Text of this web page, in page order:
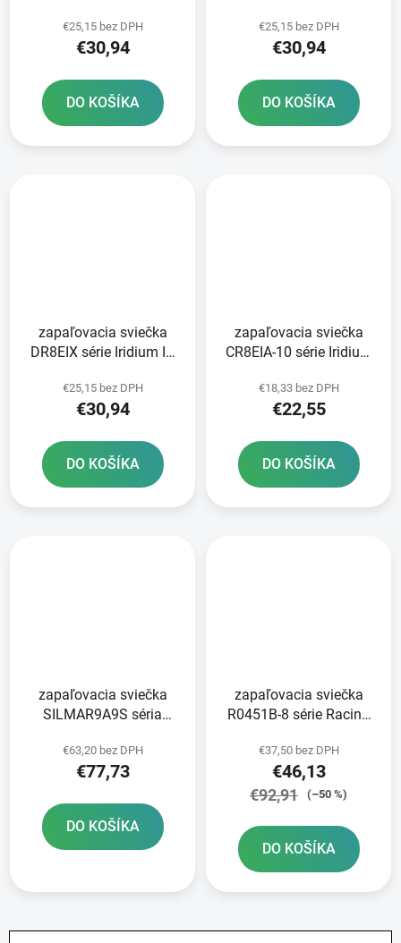
€25,15 bez DPH
€30,94
DO KOŠÍKA
€25,15 bez DPH
€30,94
DO KOŠÍKA
zapaľovacia sviečka
DR8EIX série Iridium IX
€25,15 bez DPH
€30,94
DO KOŠÍKA
zapaľovacia sviečka
CR8EIA-10 série Iridium
€18,33 bez DPH
€22,55
DO KOŠÍKA
zapaľovacia sviečka
SILMAR9A9S séria
€63,20 bez DPH
€77,73
DO KOŠÍKA
zapaľovacia sviečka
R0451B-8 série Racing
€37,50 bez DPH
€46,13
€92,91 (–50 %)
DO KOŠÍKA